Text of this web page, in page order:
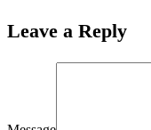
Leave a Reply